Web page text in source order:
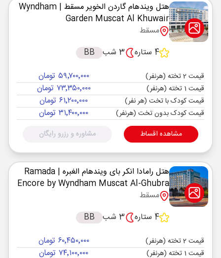
هتل ویندهام گاردن الخویر مسقط | Wyndham
Garden Muscat Al Khuwair
مسقط
4 ستاره
3 شب BB
قیمت 2 تخته (هرنفر) ۵۹٬۷۰۰٬۰۰۰ تومان
قیمت 1 تخته (هرنفر) ۷۳٬۳۵۰٬۰۰۰ تومان
قیمت کودک با تخت (هر نفر) ۶۱٬۲۰۰٬۰۰۰ تومان
قیمت کودک بدون تخت (هرنفر) ۳۱٬۴۰۰٬۰۰۰ تومان
مشاهده اقساط مشاوره و رزرو رایگان
هتل رامادا انکر بای ویندهام الغبره | Ramada
Encore by Wyndham Muscat Al-Ghubra
مسقط
4 ستاره
3 شب BB
قیمت 2 تخته (هرنفر) ۶۰٬۴۵۰٬۰۰۰ تومان
قیمت 1 تخته (هرنفر) ۷۴٬۱۰۰٬۰۰۰ تومان